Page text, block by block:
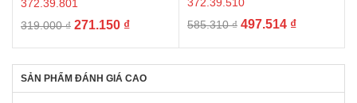
372.39.801
319.000₫ Giá
319.000 ₫.
271.150 ₫Giá
là:
271.150 ₫.
585.310₫ Giá
497.514 ₫Giá
497.514 ₫.
SẢN PHẨM ĐÁNH GIÁ CAO